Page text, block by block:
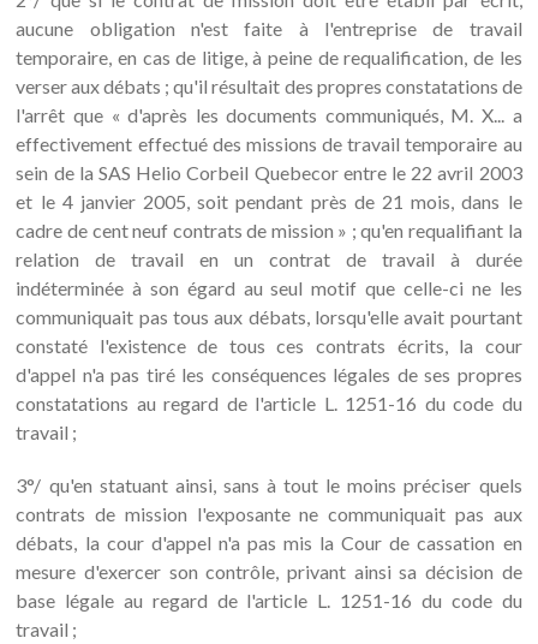
aucune obligation n'est faite à l'entreprise de travail
temporaire, en cas de litige, à peine de requalification, de les
verser aux débats ; qu'il résultait des propres constatations de
l'arrêt que « d'après les documents communiqués, M. X... a
effectivement effectué des missions de travail temporaire au
sein de la SAS Helio Corbeil Quebecor entre le 22 avril 2003
et le 4 janvier 2005, soit pendant près de 21 mois, dans le
cadre de cent neuf contrats de mission » ; qu'en requalifiant la
relation de travail en un contrat de travail à durée
indéterminée à son égard au seul motif que celle-ci ne les
communiquait pas tous aux débats, lorsqu'elle avait pourtant
constaté l'existence de tous ces contrats écrits, la cour
d'appel n'a pas tiré les conséquences légales de ses propres
constatations au regard de l'article L. 1251-16 du code du
travail ;
3°/ qu'en statuant ainsi, sans à tout le moins préciser quels
contrats de mission l'exposante ne communiquait pas aux
débats, la cour d'appel n'a pas mis la Cour de cassation en
mesure d'exercer son contrôle, privant ainsi sa décision de
base légale au regard de l'article L. 1251-16 du code du
travail ;